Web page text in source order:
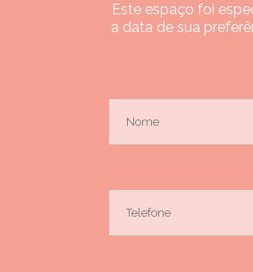
Este espaço foi
a data de sua